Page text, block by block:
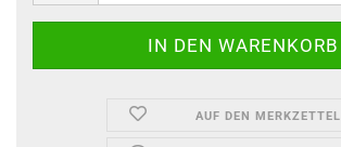
AUF DEN MERKZETTEL